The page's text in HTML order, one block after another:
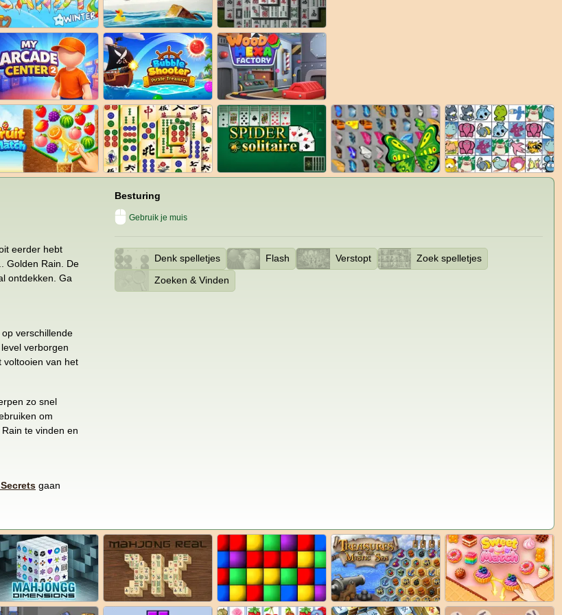
eerder hebt
Golden Rain. De
ontdekken. Ga
verschillende
verborgen
voltooien van het
zo snel
om
te vinden en
gaan
Besturing
Gebruik je muis
Denk spelletjes Flash Verstopt
Zoek spelletjes
Zoeken & Vinden